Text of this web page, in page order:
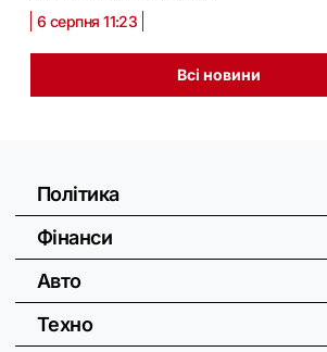
6 серпня 11:23
Всі новини
Політика
Фінанси
Авто
Техно